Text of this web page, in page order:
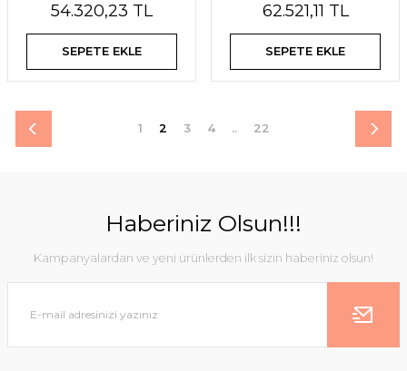
54.320,23 TL
SEPETE EKLE
62.521,11 TL
SEPETE EKLE
1 2 3 4 .. 22
Haberiniz Olsun!!!
Kampanyalardan ve yeni ürünlerden ilk sizin haberiniz olsun!